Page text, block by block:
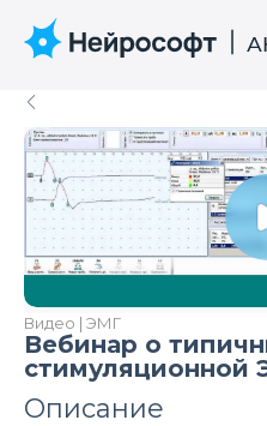
Видео | ЭМГ
Вебинар о
стимуляционной
Описание